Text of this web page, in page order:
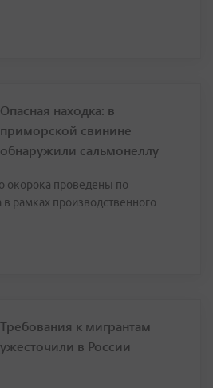
Опасная находка: в
приморской свинине
обнаружили сальмонеллу
окорока проведены по
рамках производственного
Требования к мигрантам
ужесточили в России